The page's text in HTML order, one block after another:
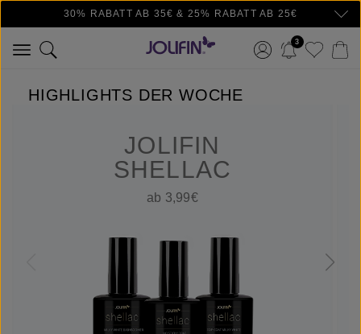
Zum Hauptinhalt springen
30% RABATT AB 35€ & 25% RABATT AB 25€
3
HIGHLIGHTS DER WOCHE
JOLIFIN
SHELLAC
ab 3,99€